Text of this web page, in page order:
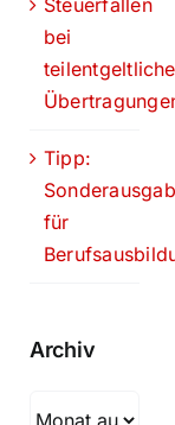
Steuerfallen
bei
Tipp:
für
Archiv